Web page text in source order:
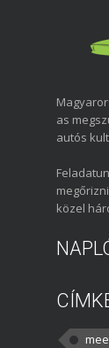
as
autós
közel